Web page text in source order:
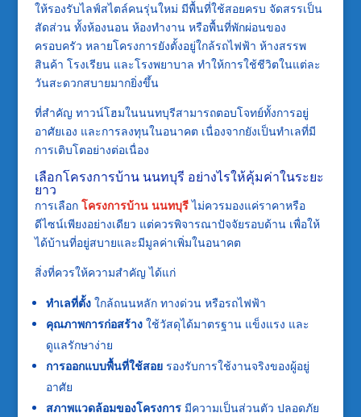
ให้รองรับไลฟ์สไตล์คนรุ่นใหม่ มีพื้นที่ใช้สอยครบ จัดสรรเป็น
สัดส่วน ทั้งห้องนอน ห้องทำงาน หรือพื้นที่พักผ่อนของ
ครอบครัว หลายโครงการยังตั้งอยู่ใกล้รถไฟฟ้า ห้างสรรพ
สินค้า โรงเรียน และโรงพยาบาล ทำให้การใช้ชีวิตในแต่ละ
วันสะดวกสบายมากยิ่งขึ้น
ที่สำคัญ ทาวน์โฮมในนนทบุรีสามารถตอบโจทย์ทั้งการอยู่
อาศัยเอง และการลงทุนในอนาคต เนื่องจากยังเป็นทำเลที่มี
การเติบโตอย่างต่อเนื่อง
เลือกโครงการบ้าน นนทบุรี อย่างไรให้คุ้มค่าในระยะ
ยาว
การเลือก โครงการบ้าน นนทบุรีไม่ควรมองแค่ราคาหรือ
ดีไซน์เพียงอย่างเดียว แต่ควรพิจารณาปัจจัยรอบด้าน เพื่อให้
ได้บ้านที่อยู่สบายและมีมูลค่าเพิ่มในอนาคต
สิ่งที่ควรให้ความสำคัญ ได้แก่
ทำเลที่ตั้งใกล้ถนนหลัก ทางด่วน หรือรถไฟฟ้า
คุณภาพการก่อสร้างใช้วัสดุได้มาตรฐาน แข็งแรง และ
ดูแลรักษาง่าย
การออกแบบพื้นที่ใช้สอยรองรับการใช้งานจริงของผู้อยู่
อาศัย
สภาพแวดล้อมของโครงการมีความเป็นส่วนตัว ปลอดภัย